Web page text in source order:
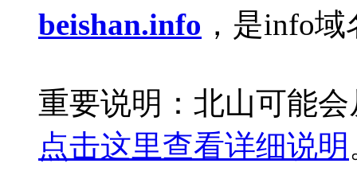
beishan.info ，是info
重要说明：北山可能
点击这里查看详细说明